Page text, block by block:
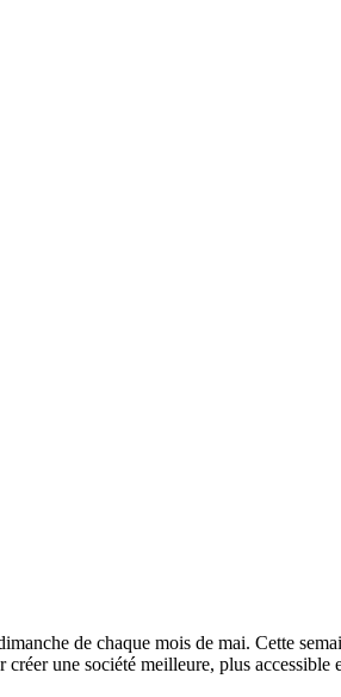
de chaque mois de mai. Cette
une société meilleure, plus accessible